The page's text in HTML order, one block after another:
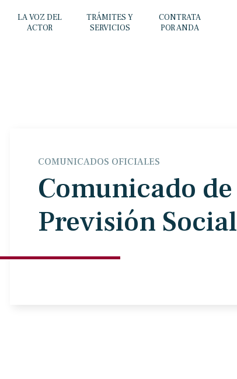
LA VOZ DEL
ACTOR
TRÁMITES Y
SERVICIOS
CONTRATA
POR ANDA
COMUNICADOS OFICIALES
Comunicado de
Previsión Social